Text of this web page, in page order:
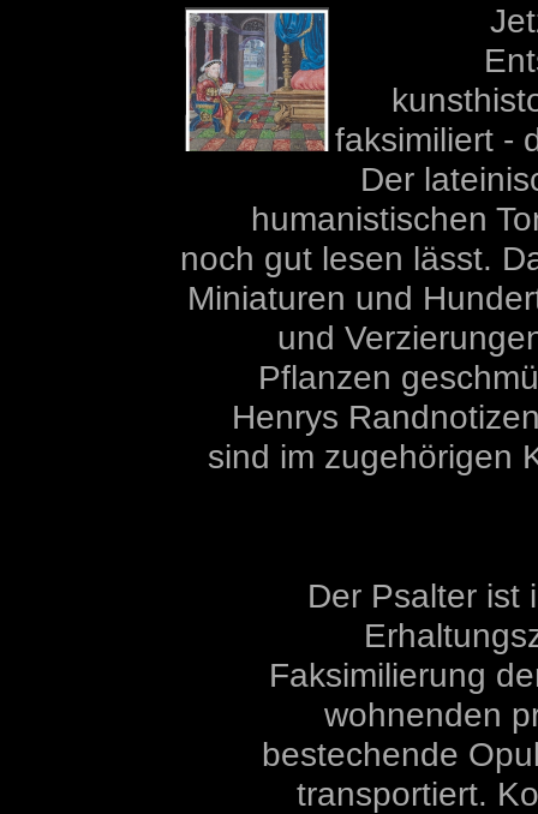
faksimiliert -
Der
humanistischen
noch gut lesen lässt.
Miniaturen und
und
Pflanzen
Henrys
sind im zugehörigen
Der Psalter ist
Faksimilierung
wohnenden
bestechende
transportiert.